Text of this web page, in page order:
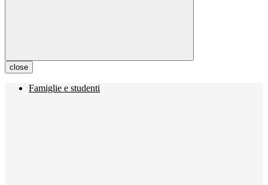
close
Famiglie e studenti